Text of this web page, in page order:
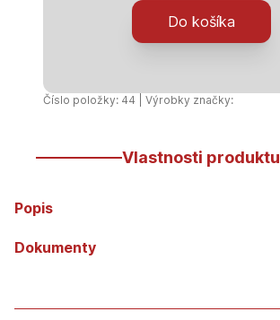
kanalizačná
125x3,2x500
Do košíka
Číslo položky: 44 | Výrobky značky:
Vlastnosti produktu
Popis
Dokumenty